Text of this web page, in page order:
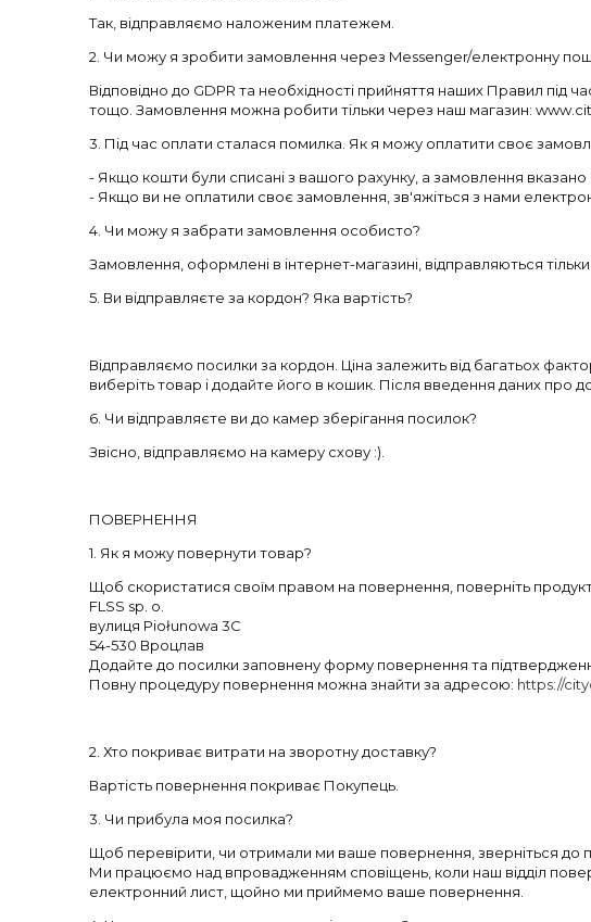
Так, відправляємо наложеним платежем.
2. Чи можу я зробити замовлення через Messenger/електронну
Відповідно до GDPR та необхідності прийняття наших Правил
тощо. Замовлення можна робити тільки через наш магазин:
3. Під час оплати сталася помилка. Як я можу оплатити своє
- Якщо кошти були списані з вашого рахунку, а замовлення вказано
- Якщо ви не оплатили своє замовлення, зв'яжіться з нами
4. Чи можу я забрати замовлення особисто?
Замовлення, оформлені в інтернет-магазині, відправляються
5. Ви відправляєте за кордон? Яка вартість?
Відправляємо посилки за кордон. Ціна залежить від багатьох
виберіть товар і додайте його в кошик. Після введення даних про
6. Чи відправляєте ви до камер зберігання посилок?
Звісно, відправляємо на камеру схову :).
ПОВЕРНЕННЯ
1. Як я можу повернути товар?
Щоб скористатися своїм правом на повернення, поверніть
FLSS sp. o.
вулиця Piołunowa 3C
54-530 Вроцлав
Додайте до посилки заповнену форму повернення та
Повну процедуру повернення можна знайти за адресою: https://
2. Хто покриває витрати на зворотну доставку?
Вартість повернення покриває Покупець.
3. Чи прибула моя посилка?
Щоб перевірити, чи отримали ми ваше повернення, зверніться до
Ми працюємо над впровадженням сповіщень, коли наш відділ
електронний лист, щойно ми приймемо ваше повернення.